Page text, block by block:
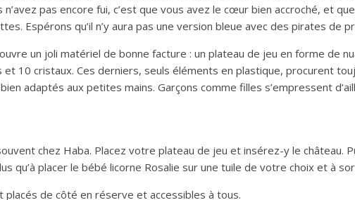
n’avez pas encore fui, c’est que vous avez le cœur bien accroché, et
Espérons qu’il n’y aura pas une version bleue avec des pirates de
un joli matériel de bonne facture : un plateau de jeu en forme de
10 cristaux. Ces derniers, seuls éléments en plastique, procurent
adaptés aux petites mains. Garçons comme filles s’empressent
chez Haba. Placez votre plateau de jeu et insérez-y le château.
qu’à placer le bébé licorne Rosalie sur une tuile de votre choix et à
de côté en réserve et accessibles à tous.